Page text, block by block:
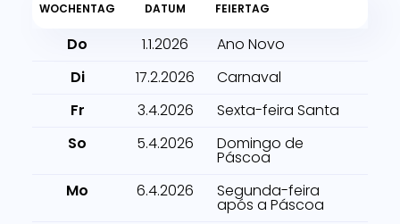
WOCHENTAG DATUM FEIERTAG
Do 1.1.2026
Ano Novo
Di
17.2.2026
Carnaval
Fr
3.4.2026
Sexta-feira Santa
So
5.4.2026 Domingo de
Páscoa
Mo
6.4.2026 Segunda-feira
após a Páscoa